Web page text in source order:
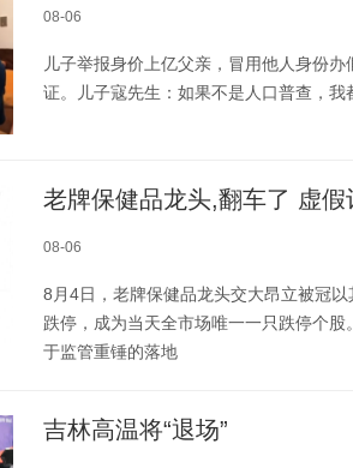
08-06
儿子举报身价上亿父亲，冒用他人身份
证。儿子寇先生：如果不是人口普查，我
老牌保健品龙头,翻车了 虚假
08-06
8月4日，老牌保健品龙头交大昂立被冠
跌停，成为当天全市场唯一一只跌停个
于监管重锤的落地
吉林高温将“退场”